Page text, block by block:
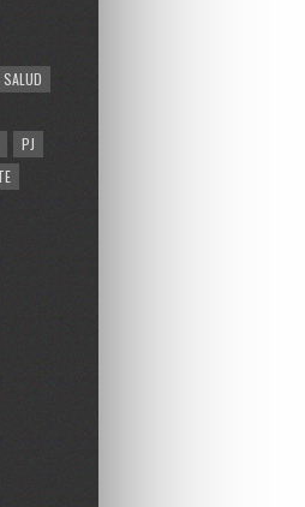
SALUD
PJ